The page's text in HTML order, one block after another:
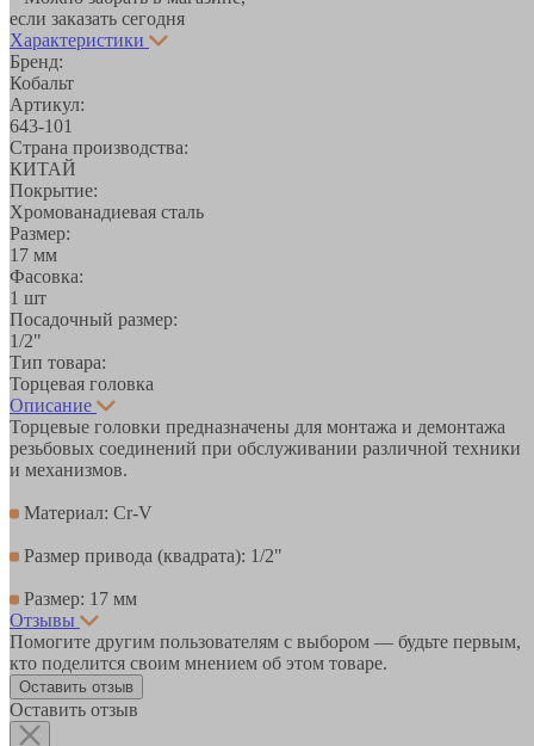
если заказать сегодня
Характеристики
Бренд:
Кобальт
Артикул:
643-101
Страна производства:
КИТАЙ
Покрытие:
Хромованадиевая сталь
Размер:
17 мм
Фасовка:
1 шт
Посадочный размер:
1/2"
Тип товара:
Торцевая головка
Описание
Торцевые головки предназначены для монтажа и демонтажа
резьбовых соединений при обслуживании различной техники
и механизмов.
Материал: Cr-V
Размер привода (квадрата): 1/2"
Размер: 17 мм
Отзывы
Помогите другим пользователям с выбором — будьте первым,
кто поделится своим мнением об этом товаре.
Оставить отзыв
Оставить отзыв